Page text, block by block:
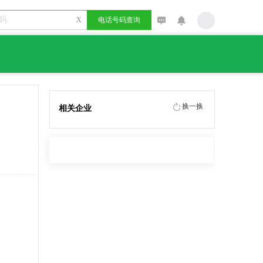
X 电话号码查询
相关企业 换一换